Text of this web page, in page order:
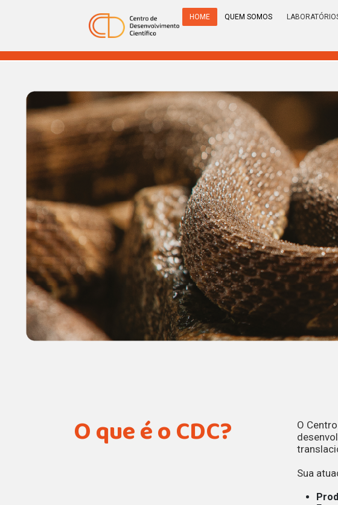
HOME QUEM SOMOS
Centro de
Desenvolvimento
O que é o CDC?
O
Sua